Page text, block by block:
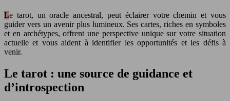
Le tarot, un oracle ancestral, peut éclairer votre chemin et vous
guider vers un avenir plus lumineux. Ses cartes, riches en symboles
et en archétypes, offrent une perspective unique sur votre situation
actuelle et vous aident à identifier les opportunités et les défis à
venir.
Le tarot : une source de guidance et
d’introspection